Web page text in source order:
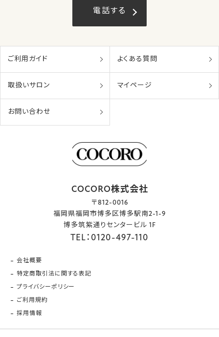
電話する
ご利用ガイド よくある質問
取扱いサロン マイページ
お問い合わせ
COCORO株式会社
〒812-0016
福岡県福岡市博多区博多駅南2-1-9
博多筑紫通りセンタービル 1F
TEL：0120-497-110
会社概要
特定商取引法に関する表記
プライバシーポリシー
ご利用規約
採用情報